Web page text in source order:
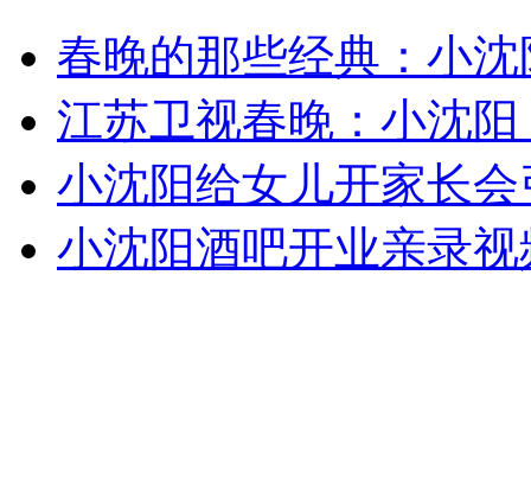
外交部：有关国家言论片面不公正
安徽一实载49人客车翻车
春晚的那些经典：小
江苏卫视春晚：小沈
小沈阳给女儿开家长
小沈阳酒吧开业亲录